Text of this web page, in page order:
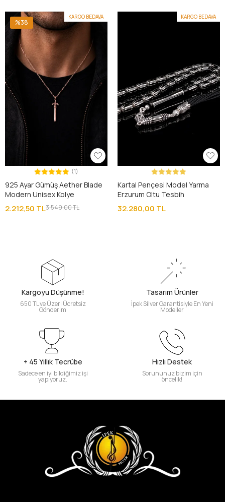
KARGO BEDAVA
%38
(1)
925 Ayar Gümüş Aether Blade
Modern Unisex Kolye
2.212,50 TL3.549,00 TL
KARGO BEDAVA
Kartal Pençesi Model Yarma
Erzurum Oltu Tesbih
32.280,00 TL
Kargoyu Düşünme!
650 TL ve Üzeri Ücretsiz
Gönderim
Tasarım Ürünler
İpek Silver Garantisiyle En Yeni
Modeller
+ 45 Yıllık Tecrübe
Sadece en iyi bildiğimiz işi
yapıyoruz.
Hızlı Destek
Sorununuz bizim için
öncelik!